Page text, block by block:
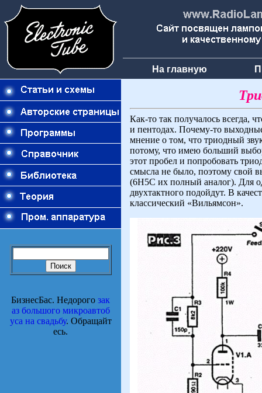
На главную
БизнесБас. Недорого зак
аз большого микроавтоб
уса на свадьбу. Обращайт
есь.
Как-то так получалось всегда,
и пентодах. Почему-то
мнение о том, что триодный
потому, что имею больший
этот пробел и попробовать
смысла не было, поэтому свой
(6Н5С их полный аналог). Для
двухтактного подойдут. В
классический «Вильямсон».